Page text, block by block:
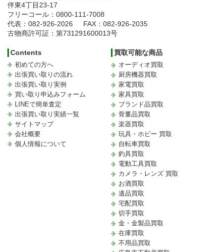
伴東4丁目23-17
フリーコール：0800-111-7008
代表：082-926-2026
FAX：082-926-2035
古物商許可証：第731291600013号
Contents
初めての方へ
出張買い取りの流れ
出張買い取り実例
買い取り申込みフォーム
LINEで簡単査定
出張買い取り実績一覧
サイトマップ
会社概要
個人情報について
買取可能な商品
オーディオ買取
厨房機器買取
家電買取
家具買取
ブランド品買取
骨董品買取
楽器買取
玩具・ホビー 買取
自転車買取
釣具買取
電動工具買取
カメラ・レンズ 買取
お酒買取
遺品買取
宅配買取
切手買取
金・金製品買取
在庫買取
不用品買取